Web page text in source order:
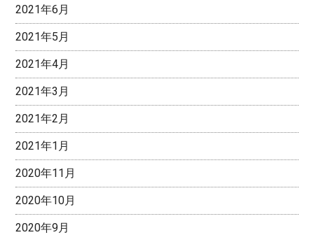
2021年6月
2021年5月
2021年4月
2021年3月
2021年2月
2021年1月
2020年11月
2020年10月
2020年9月